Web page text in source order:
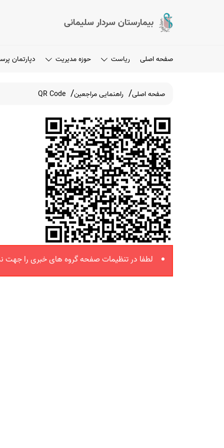
بیمارستان سردار سلیمانی
صفحه اصلی ریاست حوزه مدیریت دپارتمان
صفحه اصلی راهنمایی مراجعین QR Code
لطفا در تنظیمات صفحه گروه های خبری را جهت